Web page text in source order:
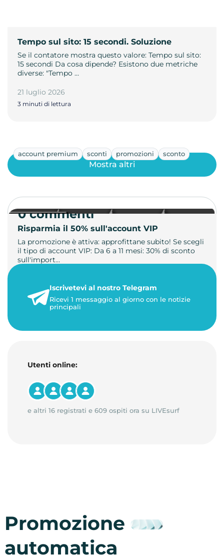
Tempo sul sito: 15 secondi. Soluzione
Se il contatore mostra questo valore: Tempo sul sito:
15 secondi Da cosa dipende? Esistono due metriche
diverse: "Tempo …
21 luglio 2026
3 minuti di lettura
account premium sconti promozioni sconto
Risparmia il 50% sull'account VIP
La promozione è attiva: approfittane subito! Se scegli
il tipo di account VIP: Da 6 a 11 mesi: 30% di sconto
sull'import…
1 minuto di lettura
Mostra altri
0 commenti
Iscrivetevi al nostro Telegram
Ricevi 1 messaggio al giorno con le notizie
principali
Utenti online:
e altri 16 registrati e 609 ospiti ora su LIVEsurf
Promozione
automatica